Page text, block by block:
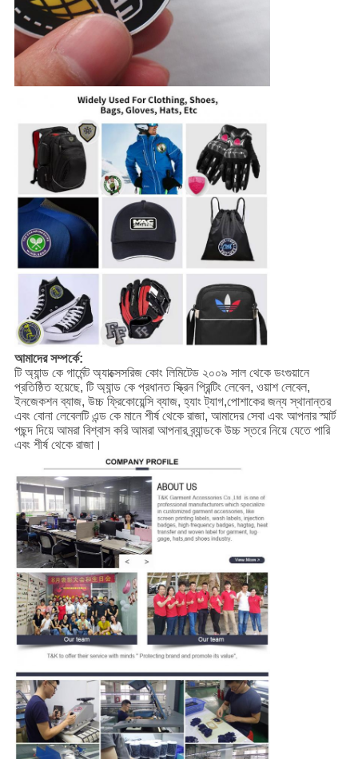
আমাদের সম্পর্কে:
টি অ্যান্ড কে গার্মেন্ট অ্যাক্সেসরিজ কোং লিমিটেড ২০০৯ সাল থেকে ডংগুয়ানে
প্রতিষ্ঠিত হয়েছে, টি অ্যান্ড কে প্রধানত স্ক্রিন প্রিন্টিং লেবেল, ওয়াশ লেবেল,
ইনজেকশন ব্যাজ, উচ্চ ফ্রিকোয়েন্সি ব্যাজ, হ্যাং ট্যাগ,পোশাকের জন্য স্থানান্তর
এবং বোনা লেবেলটি এন্ড কে মানে শীর্ষ থেকে রাজা, আমাদের সেবা এবং আপনার স্মার্ট
পছন্দ দিয়ে আমরা বিশ্বাস করি আমরা আপনার ব্র্যান্ডকে উচ্চ স্তরে নিয়ে যেতে পারি
এবং শীর্ষ থেকে রাজা।